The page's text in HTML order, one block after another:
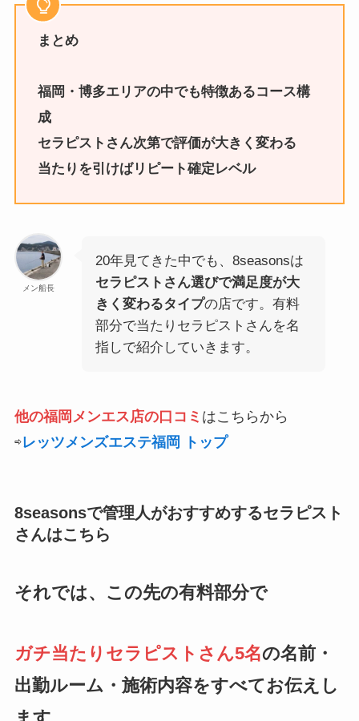
まとめ
福岡・博多エリアの中でも特徴あるコース構
成
セラピストさん次第で評価が大きく変わる
当たりを引けばリピート確定レベル
メン船長
20年見てきた中でも、8seasonsは
セラピストさん選びで満足度が大
きく変わるタイプの店です。有料
部分で当たりセラピストさんを名
指しで紹介していきます。
他の福岡メンエス店の口コミ はこちらから
⇨レッツメンズエステ福岡 トップ
8seasonsで管理人がおすすめするセラピスト
さんはこちら
それでは、この先の有料部分で
ガチ当たりセラピストさん5名の名前・
出勤ルーム・施術内容をすべてお伝えし